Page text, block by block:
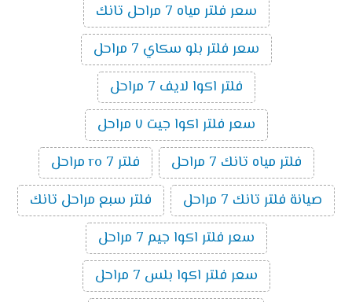
سعر فلتر مياه 7 مراحل تانك
سعر فلتر بلو سكاي 7 مراحل
فلتر اكوا لايف 7 مراحل
سعر فلتر اكوا جيت ٧ مراحل
فلتر مياه تانك 7 مراحل
فلتر ro 7 مراحل
صيانة فلتر تانك 7 مراحل
فلتر سبع مراحل تانك
سعر فلتر اكوا جيم 7 مراحل
سعر فلتر اكوا بلس 7 مراحل